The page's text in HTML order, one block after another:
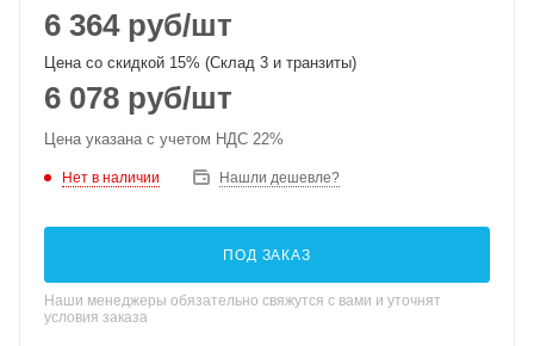
6 364руб/шт
Цена со скидкой 15% (Склад 3 и транзиты)
6 078 руб/шт
Цена указана с учетом НДС 22%
Нет в наличии Нашли дешевле?
ПОД ЗАКАЗ
Наши менеджеры обязательно свяжутся с вами и уточнят
условия заказа